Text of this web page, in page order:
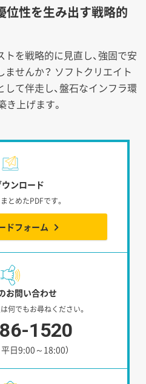
位性を生み出す戦略的
を戦略的に見直し、強固で安
せんか？ ソフトクリエイト
して伴走し、盤石なインフラ環
き上げます。
ンロード
とめたPDFです。
ドフォーム
お問い合わせ
何でもお尋ねください。
1520
日9:00～18:00）